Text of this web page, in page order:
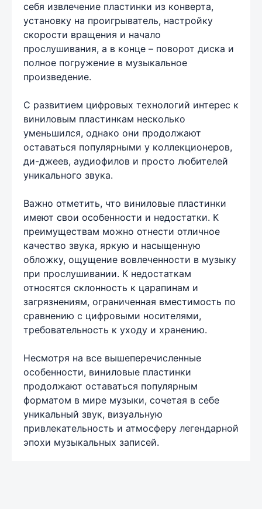
себя извлечение пластинки из конверта,
установку на проигрыватель, настройку
скорости вращения и начало
прослушивания, а в конце – поворот диска и
полное погружение в музыкальное
произведение.
С развитием цифровых технологий интерес к
виниловым пластинкам несколько
уменьшился, однако они продолжают
оставаться популярными у коллекционеров,
ди-джеев, аудиофилов и просто любителей
уникального звука.
Важно отметить, что виниловые пластинки
имеют свои особенности и недостатки. К
преимуществам можно отнести отличное
качество звука, яркую и насыщенную
обложку, ощущение вовлеченности в музыку
при прослушивании. К недостаткам
относятся склонность к царапинам и
загрязнениям, ограниченная вместимость по
сравнению с цифровыми носителями,
требовательность к уходу и хранению.
Несмотря на все вышеперечисленные
особенности, виниловые пластинки
продолжают оставаться популярным
форматом в мире музыки, сочетая в себе
уникальный звук, визуальную
привлекательность и атмосферу легендарной
эпохи музыкальных записей.